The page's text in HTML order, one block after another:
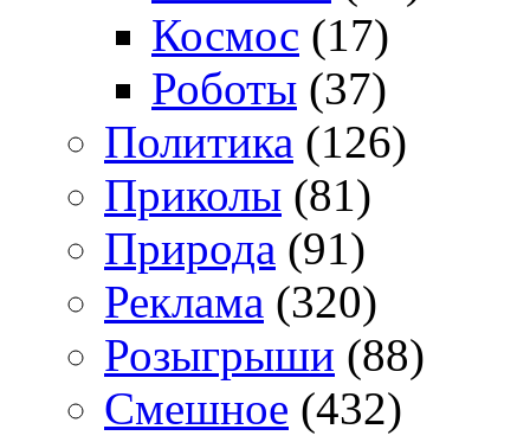
Космос (17)
Роботы (37)
Политика (126)
Приколы (81)
Природа (91)
Реклама (320)
Розыгрыши (88)
Смешное (432)